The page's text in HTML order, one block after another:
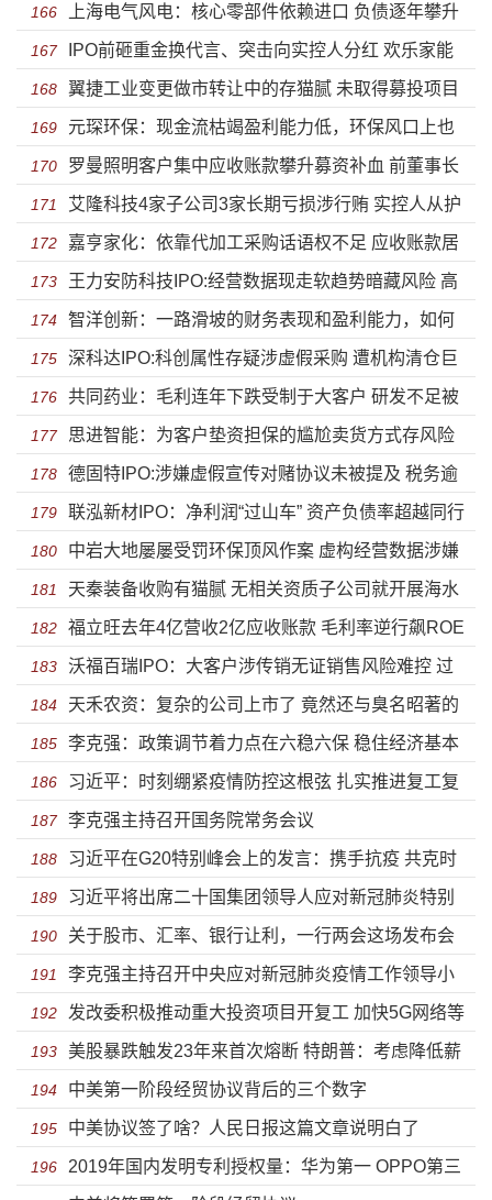
等“空手套白狼”暴露上市不了了之？
166 上海电气风电：核心零部件依赖进口 负债逐年攀升
独立分拆上市前路几何？
167 IPO前砸重金换代言、突击向实控人分红 欢乐家能
不能“欢乐”IPO？
168 翼捷工业变更做市转让中的存猫腻 未取得募投项目
用地及尴尬的临时工
169 元琛环保：现金流枯竭盈利能力低，环保风口上也
吹不动
170 罗曼照明客户集中应收账款攀升募资补血 前董事长
蹊跷离职或与行贿有关
171 艾隆科技4家子公司3家长期亏损涉行贿 实控人从护
士直接到国企副总研发逐年下降
172 嘉亨家化：依靠代加工采购话语权不足 应收账款居
高不下大客户涉嫌传销
173 王力安防科技IPO:经营数据现走软趋势暗藏风险 高
度家族化企业能行多远？
174 智洋创新：一路滑坡的财务表现和盈利能力，如何
支撑起上市梦想？
175 深科达IPO:科创属性存疑涉虚假采购 遭机构清仓巨
额逾期账款对大客户收入下滑
176 共同药业：毛利连年下跌受制于大客户 研发不足被
FDA警示盈利能力堪忧
177 思进智能：为客户垫资担保的尴尬卖货方式存风险
第一大外协商资不抵债
178 德固特IPO:涉嫌虚假宣传对赌协议未被提及 税务逾
期遭员工起诉被列执行人
179 联泓新材IPO：净利润“过山车” 资产负债率超越同行
近30%
180 中岩大地屡屡受罚环保顶风作案 虚构经营数据涉嫌
利益输送
181 天秦装备收购有猫腻 无相关资质子公司就开展海水
淡化设备业务
182 福立旺去年4亿营收2亿应收账款 毛利率逆行飙ROE
狂降
183 沃福百瑞IPO：大客户涉传销无证销售风险难控 过
度依赖出口疫情当口存隐患
184 天禾农资：复杂的公司上市了 竟然还与臭名昭著的
康美药业造假有关联
185 李克强：政策调节着力点在六稳六保 稳住经济基本
盘
186 习近平：时刻绷紧疫情防控这根弦 扎实推进复工复
产复学
187 李克强主持召开国务院常务会议
188 习近平在G20特别峰会上的发言：携手抗疫 共克时
艰
189 习近平将出席二十国集团领导人应对新冠肺炎特别
峰会
190 关于股市、汇率、银行让利，一行两会这场发布会
信息量巨大
191 李克强主持召开中央应对新冠肺炎疫情工作领导小
组会议 部署调整优化防控措施 进一步精准防范疫情跨境
输入输出等
192 发改委积极推动重大投资项目开复工 加快5G网络等
新基建建设进度
193 美股暴跌触发23年来首次熔断 特朗普：考虑降低薪
资税救市
194 中美第一阶段经贸协议背后的三个数字
195 中美协议签了啥？人民日报这篇文章说明白了
196 2019年国内发明专利授权量：华为第一 OPPO第三